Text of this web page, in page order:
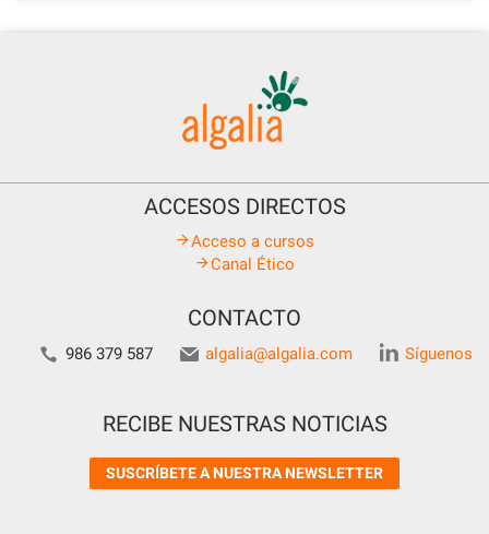
ACCESOS DIRECTOS
Acceso a cursos
Canal Ético
CONTACTO
986 379 587 algalia@algalia.com Síguenos
RECIBE NUESTRAS NOTICIAS
SUSCRÍBETE A NUESTRA NEWSLETTER